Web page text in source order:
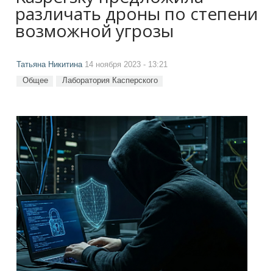
различать дроны по степени
возможной угрозы
Татьяна Никитина14 ноября 2023 - 13:21
Общее Лаборатория Касперского